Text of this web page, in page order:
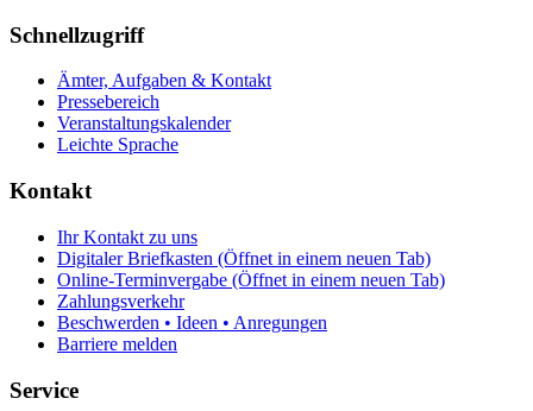
Schnellzugriff
Ämter, Aufgaben & Kontakt
Pressebereich
Veranstaltungskalender
Leichte Sprache
Kontakt
Ihr Kontakt zu uns
Digitaler Briefkasten (Öffnet in einem neuen Tab)
Online-Terminvergabe (Öffnet in einem neuen Tab)
Zahlungsverkehr
Beschwerden • Ideen • Anregungen
Barriere melden
Service